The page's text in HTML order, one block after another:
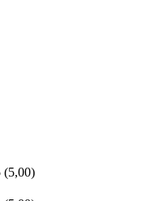
(5,00)